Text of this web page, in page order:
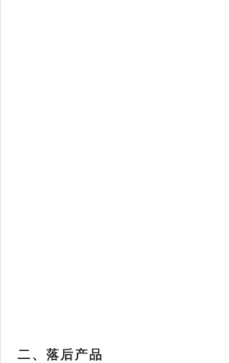
二、落后产品